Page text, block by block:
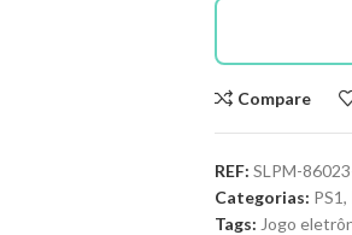
Compare
REF: SLPM-
Categorias: PS1,
Tags: Jogo